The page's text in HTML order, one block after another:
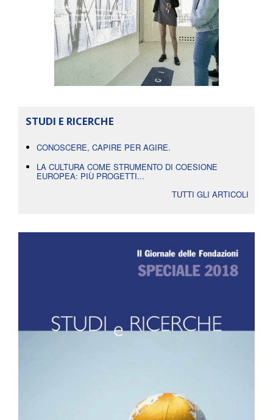
STUDI E RICERCHE
CONOSCERE, CAPIRE PER AGIRE.
LA CULTURA COME STRUMENTO DI COESIONE
EUROPEA: PIÙ PROGETTI...
TUTTI GLI ARTICOLI